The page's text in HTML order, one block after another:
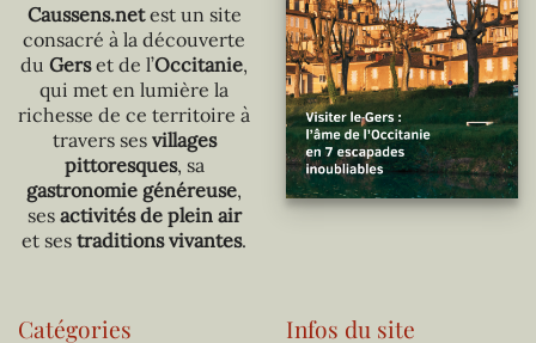
Caussens.netest un site
consacré à la découverte
du Gerset de l’Occitanie,
qui met en lumière la
richesse de ce territoire à
travers ses villages
pittoresques, sa
gastronomie généreuse,
ses activités de plein air
et ses traditions vivantes.
Catégories Infos du site